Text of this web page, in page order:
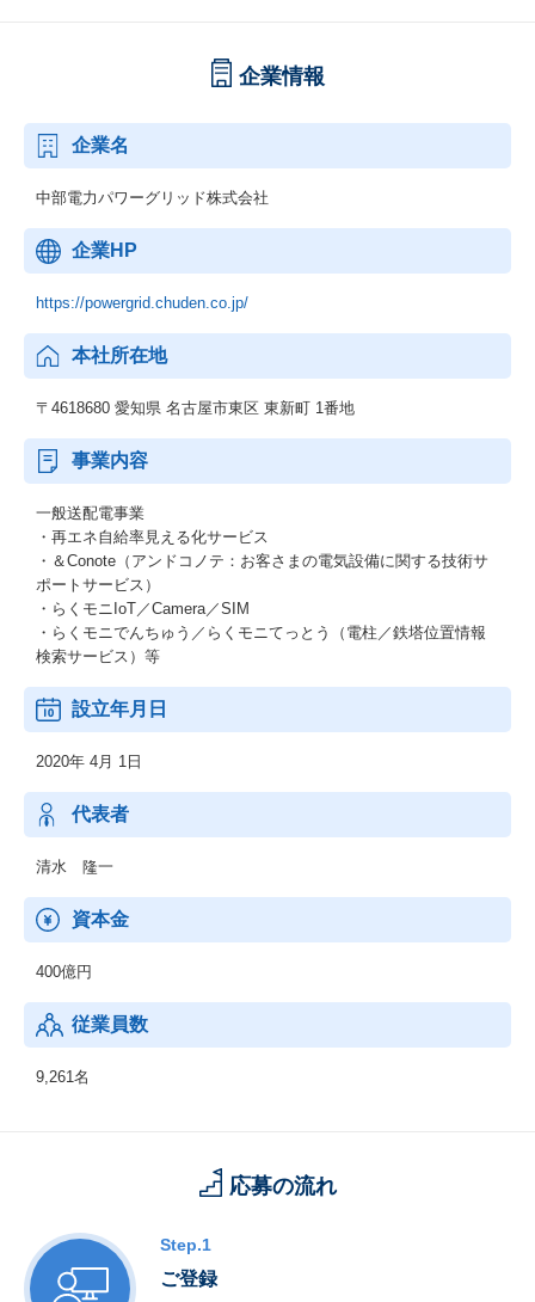
企業情報
企業名
中部電力パワーグリッド株式会社
企業HP
https://powergrid.chuden.co.jp/
本社所在地
〒4618680 愛知県 名古屋市東区 東新町 1番地
事業内容
一般送配電事業
・再エネ自給率見える化サービス
・＆Conote（アンドコノテ：お客さまの電気設備に関する技術サ
ポートサービス）
・らくモニIoT／Camera／SIM
・らくモニでんちゅう／らくモニてっとう（電柱／鉄塔位置情報
検索サービス）等
設立年月日
2020年 4月 1日
代表者
清水 隆一
資本金
400億円
従業員数
9,261名
応募の流れ
Step.1
ご登録